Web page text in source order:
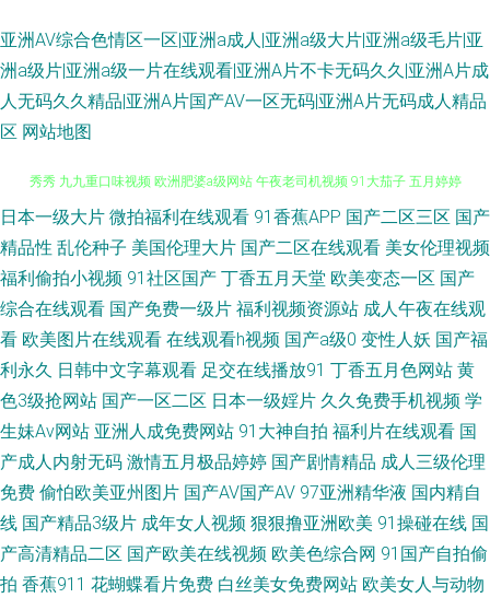
亚洲AV综合色情区一区|亚洲a成人|亚洲a级大片|亚洲a级毛片|亚
洲a级片|亚洲a级一片在线观看|亚洲A片不卡无码久久|亚洲A片成
人无码久久精品|亚洲A片国产AV一区无码|亚洲A片无码成人精品
区 网站地图
超碰在线公开免费 日韩女优无码a 超碰人人人妻 福利社午夜剧场 国产在线A
秀秀 九九重口味视频 欧洲肥婆a级网站 午夜老司机视频 91大茄子 五月婷婷
色色 91视频专区 岛国搬运123 日韩激情经典视频 国产黄色片 五月丁香婷婷
成人 97人妻在线视频 激情综合社区 欧美穴穴 亚洲av色综合 91视频在线看
韩黄AA免费 三级日本黑人 午夜香蕉福利视频 亚洲福利导航大全 91内射喷水
91最新福利视频 激情四虎 久久草久久爽 三级片av在线 伊人大香蕉精品 91豆
花视频在线 AV伊人导 成人无码影院 精品一区在 亚洲狼人 国产第一页ab 久
日本一级大片 微拍福利在线观看 91香蕉APP 国产二区三区 国产
精品性 乱伦种子 美国伦理大片 国产二区在线观看 美女伦理视频
福利偷拍小视频 91社区国产 丁香五月天堂 欧美变态一区 国产
综合在线观看 国产免费一级片 福利视频资源站 成人午夜在线观
看 欧美图片在线观看 在线观看h视频 国产a级0 变性人妖 国产福
利永久 日韩中文字幕观看 足交在线播放91 丁香五月色网站 黄
色3级抢网站 国产一区二区 日本一级婬片 久久免费手机视频 学
生妹Av网站 亚洲人成免费网站 91大神自拍 福利片在线观看 国
产成人内射无码 激情五月极品婷婷 国产剧情精品 成人三级伦理
免费 偷怕欧美亚州图片 国产AV国产AV 97亚洲精华液 国内精自
线 国产精品3级片 成年女人视频 狠狠撸亚洲欧美 91操碰在线 国
产高清精品二区 国产欧美在线视频 欧美色综合网 91国产自拍偷
拍 香蕉911 花蝴蝶看片免费 白丝美女免费网站 欧美女人与动物